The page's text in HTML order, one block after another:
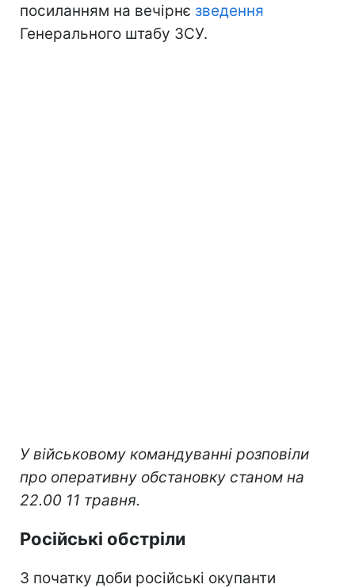
посиланням на вечірнє зведення
Генерального штабу ЗСУ.
У військовому командуванні розповіли
про оперативну обстановку станом на
22.00 11 травня.
Російські обстріли
З початку доби російські окупанти